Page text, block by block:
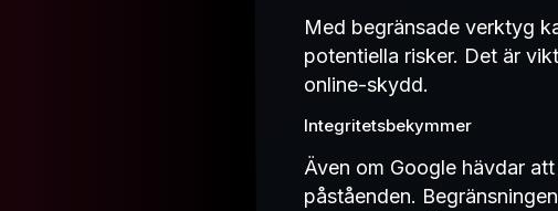
Med begränsade verktyg
potentiella risker. Det är
online-skydd.
Integritetsbekymmer
Även om Google hävdar
påståenden.